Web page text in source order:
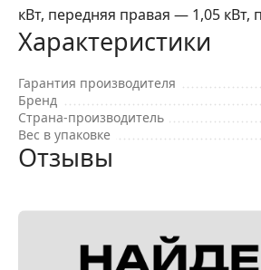
кВт, передняя правая — 1,05 кВт,
Характеристики
Гарантия производителя
Бренд
Страна-производитель
Вес в упаковке
Отзывы